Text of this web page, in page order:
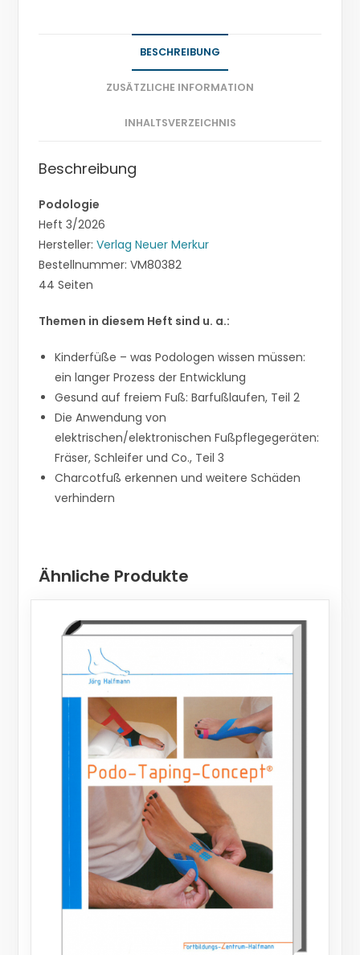
BESCHREIBUNG
ZUSÄTZLICHE INFORMATION
INHALTSVERZEICHNIS
Beschreibung
Podologie
Heft 3/2026
Hersteller:Verlag Neuer Merkur
Bestellnummer: VM80382
44 Seiten
Themen in diesem Heft sind u. a.:
Kinderfüße – was Podologen wissen müssen:
ein langer Prozess der Entwicklung
Gesund auf freiem Fuß: Barfußlaufen, Teil 2
Die Anwendung von
elektrischen/elektronischen Fußpflegegeräten:
Fräser, Schleifer und Co., Teil 3
Charcotfuß erkennen und weitere Schäden
verhindern
Ähnliche Produkte